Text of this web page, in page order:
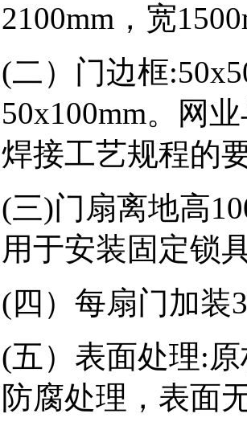
2100mm，宽
(二）门边框
50x100mm。网
焊接工艺规程的要
(三)门扇离地高
用于安装固定锁
(四）每扇门加装
(五）表面处理:
防腐处理，表面